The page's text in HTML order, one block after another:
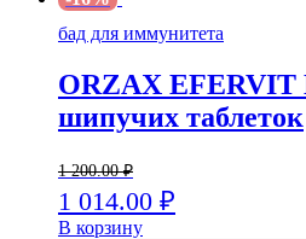
бад для иммунитета
ORZAX EFERVIT
шипучих таблеток
1 200.00₽
1 014.00 ₽
В корзину